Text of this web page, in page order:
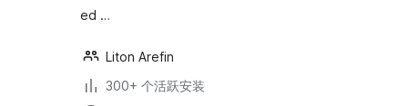
ed …
Liton Arefin
300+ 个活跃安装